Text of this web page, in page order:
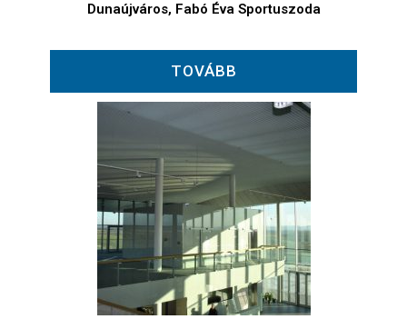
Dunaújváros, Fabó Éva Sportuszoda
TOVÁBB